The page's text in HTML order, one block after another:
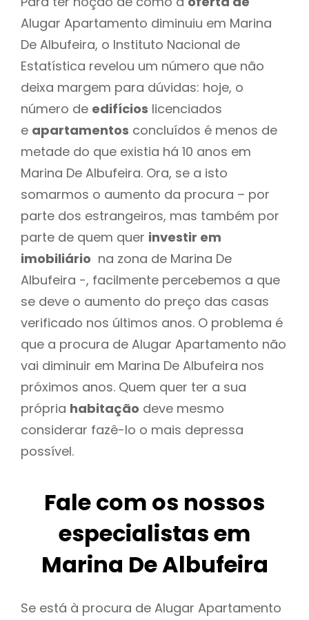
Alugar Apartamento diminuiu em Marina
De Albufeira, o Instituto Nacional de
Estatística revelou um número que não
deixa margem para dúvidas: hoje, o
número de edifícios licenciados
e apartamentos concluídos é menos de
metade do que existia há 10 anos em
Marina De Albufeira. Ora, se a isto
somarmos o aumento da procura – por
parte dos estrangeiros, mas também por
parte de quem quer investir em
imobiliário na zona de Marina De
Albufeira -, facilmente percebemos a que
se deve o aumento do preço das casas
verificado nos últimos anos. O problema é
que a procura de Alugar Apartamento não
vai diminuir em Marina De Albufeira nos
próximos anos. Quem quer ter a sua
própria habitação deve mesmo
considerar fazê-lo o mais depressa
possível.
Fale com os nossos
especialistas em
Marina De Albufeira
Se está à procura de Alugar Apartamento